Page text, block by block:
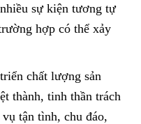
sự kiện tương tự
hợp có thể xảy
chất lượng sản
thành, tinh thần trách
tận tình, chu đáo,